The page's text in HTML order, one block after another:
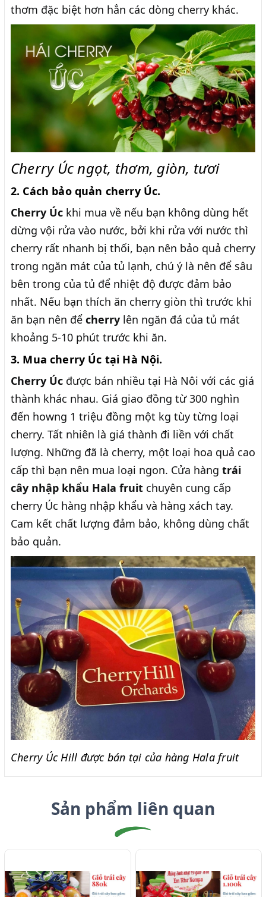
thơm đặc biệt hơn hẳn các dòng cherry khác.
Cherry Úc ngọt, thơm, giòn, tươi
2. Cách bảo quản cherry Úc.
Cherry Úc khi mua về nếu bạn không dùng hết
dừng vội rửa vào nước, bởi khi rửa với nước thì
cherry rất nhanh bị thối, bạn nên bảo quả cherry
trong ngăn mát của tủ lạnh, chú ý là nên để sâu
bên trong của tủ để nhiệt độ được đảm bảo
nhất. Nếu bạn thích ăn cherry giòn thì trước khi
ăn bạn nên để cherry lên ngăn đá của tủ mát
khoảng 5-10 phút trước khi ăn.
3. Mua cherry Úc tại Hà Nội.
Cherry Úc được bán nhiều tại Hà Nôi với các giá
thành khác nhau. Giá giao đồng từ 300 nghìn
đến howng 1 triệu đồng một kg tùy từng loại
cherry. Tất nhiên là giá thành đi liền với chất
lượng. Những đã là cherry, một loại hoa quả cao
cấp thì bạn nên mua loại ngon. Cửa hàng trái
cây nhập khẩu Hala fruit chuyên cung cấp
cherry Úc hàng nhập khẩu và hàng xách tay.
Cam kết chất lượng đảm bảo, không dùng chất
bảo quản.
Cherry Úc Hill được bán tại của hàng Hala fruit
Sản phẩm liên quan